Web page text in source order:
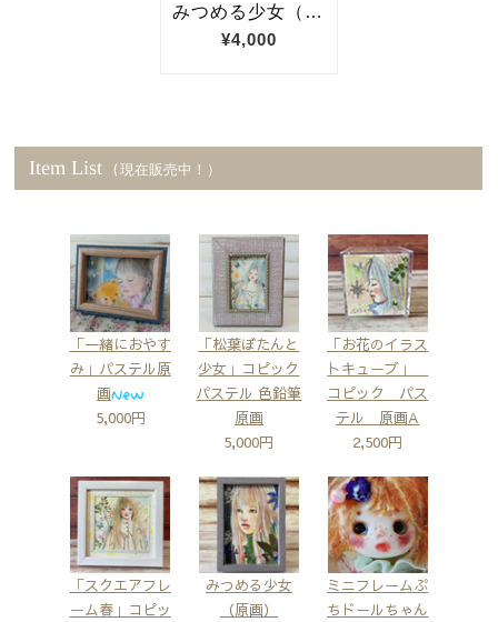
Item List (現在販売中！）
「一緒におやす
み」パステル原
画
5,000円
「松葉ぼたんと
少女」コピック
パステル 色鉛筆
原画
5,000円
「お花のイラス
トキューブ」
コピック パス
テル 原画A
2,500円
「スクエアフレ
ーム春」コピッ
みつめる少女
（原画）
ミニフレームぷ
ちドールちゃん